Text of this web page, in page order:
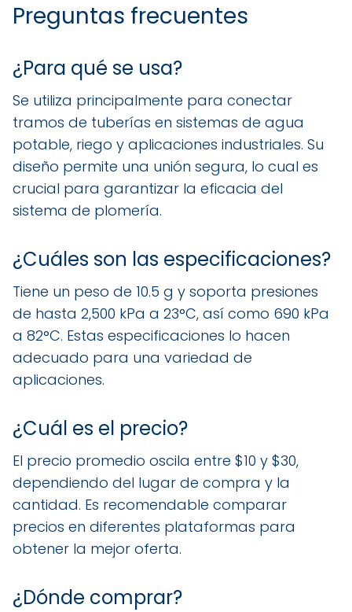
Preguntas frecuentes
¿Para qué se usa?
Se utiliza principalmente para conectar
tramos de tuberías en sistemas de agua
potable, riego y aplicaciones industriales. Su
diseño permite una unión segura, lo cual es
crucial para garantizar la eficacia del
sistema de plomería.
¿Cuáles son las especificaciones?
Tiene un peso de 10.5 g y soporta presiones
de hasta 2,500 kPa a 23°C, así como 690 kPa
a 82°C. Estas especificaciones lo hacen
adecuado para una variedad de
aplicaciones.
¿Cuál es el precio?
El precio promedio oscila entre $10 y $30,
dependiendo del lugar de compra y la
cantidad. Es recomendable comparar
precios en diferentes plataformas para
obtener la mejor oferta.
¿Dónde comprar?